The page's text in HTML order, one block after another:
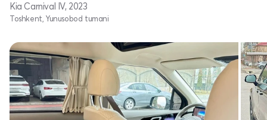
Kia Carnival IV, 2023
Toshkent, Yunusobod tumani